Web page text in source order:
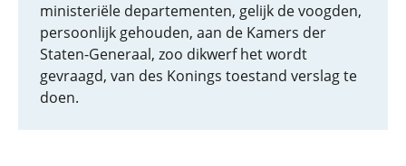
ministeriële departementen, gelijk de voogden,
persoonlijk gehouden, aan de Kamers der
Staten-Generaal, zoo dikwerf het wordt
gevraagd, van des Konings toestand verslag te
doen.